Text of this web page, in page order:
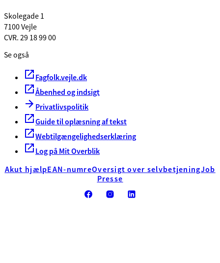
Skolegade 1
7100 Vejle
CVR. 29 18 99 00
Se også
Fagfolk.vejle.dk
Åbenhed og indsigt
Privatlivspolitik
Guide til oplæsning af tekst
Webtilgængelighedserklæring
Log på Mit Overblik
Akut hjælpEAN-numreOversigt over selvbetjeningJob
Presse